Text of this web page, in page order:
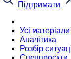
Підтримати
Усі матеріали
Аналітика
Розбір
Спецпроєкти